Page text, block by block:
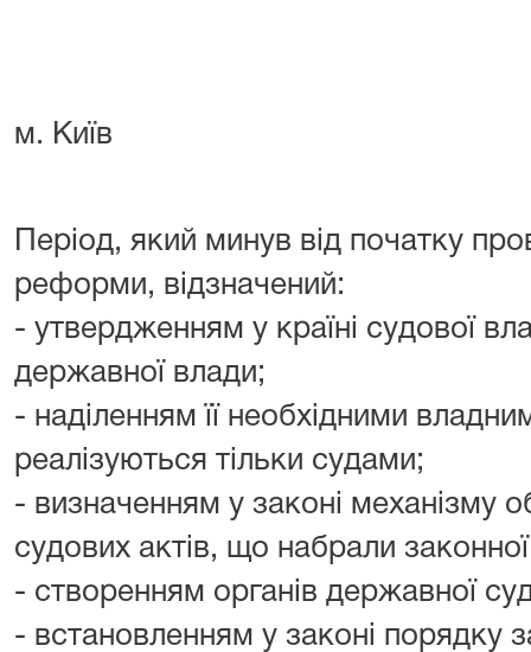
м. Київ
Період, який минув від початку
реформи, відзначений:
- утвердженням у країні судової
державної влади;
- наділенням її необхідними
реалізуються тільки судами;
- визначенням у законі механізму
судових актів, що набрали
- створенням органів державної
- встановленням у законі порядку